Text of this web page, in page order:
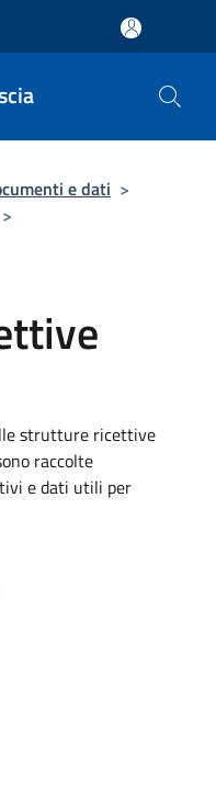
e dati >
>
strutture ricettive
raccolte
e dati utili per